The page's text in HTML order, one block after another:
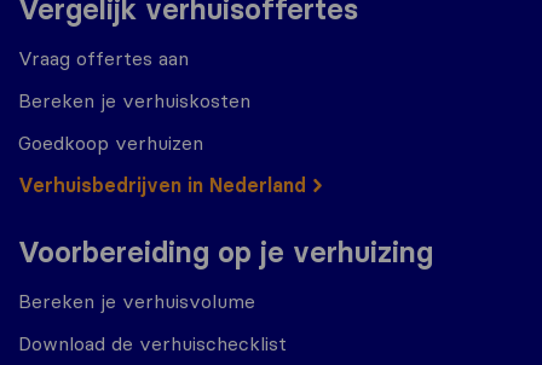
Vergelijk verhuisoffertes
Vraag offertes aan
Bereken je verhuiskosten
Goedkoop verhuizen
Verhuisbedrijven in Nederland
Voorbereiding op je verhuizing
Bereken je verhuisvolume
Download de verhuischecklist